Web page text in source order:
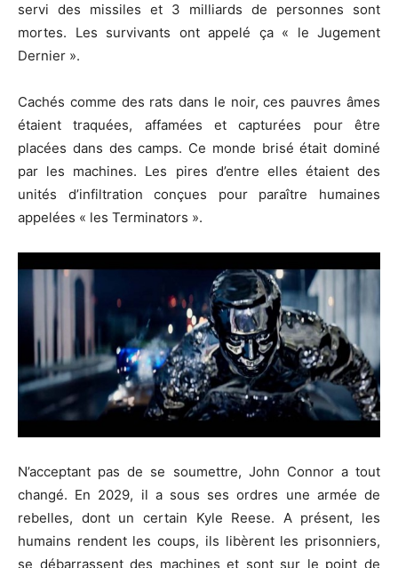
servi des missiles et 3 milliards de personnes sont
mortes. Les survivants ont appelé ça « le Jugement
Dernier ».
Cachés comme des rats dans le noir, ces pauvres âmes
étaient traquées, affamées et capturées pour être
placées dans des camps. Ce monde brisé était dominé
par les machines. Les pires d’entre elles étaient des
unités d’infiltration conçues pour paraître humaines
appelées « les Terminators ».
N’acceptant pas de se soumettre, John Connor a tout
changé. En 2029, il a sous ses ordres une armée de
rebelles, dont un certain Kyle Reese. A présent, les
humains rendent les coups, ils libèrent les prisonniers,
se débarrassent des machines et sont sur le point de